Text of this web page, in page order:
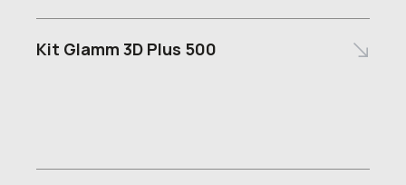
Kit Glamm 3D Plus 500